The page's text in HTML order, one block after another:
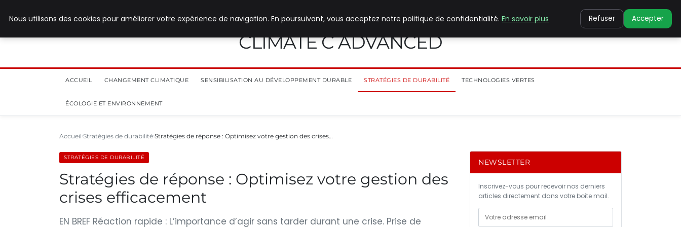
CLIMATE C ADVANCED
ACCUEIL CHANGEMENT CLIMATIQUE SENSIBILISATION AU DÉVELOPPEMENT DURABLE STRATÉGIES DE DURABILITÉ TECHNOLOGIES VERTES
ÉCOLOGIE ET ENVIRONNEMENT
Accueil Stratégies de durabilité Stratégies de réponse : Optimisez votre gestion des crises…
STRATÉGIES DE DURABILITÉ
Stratégies de réponse : Optimisez votre gestion des
crises efficacement
EN BREF Réaction rapide : L’importance d’agir sans tarder durant une crise. Prise de
NEWSLETTER
Inscrivez-vous pour recevoir nos derniers
articles directement dans votre boîte mail.
Nous utilisons des cookies pour améliorer votre expérience de navigation. En poursuivant, vous acceptez notre politique de confidentialité. En savoir plus Refuser Accepter